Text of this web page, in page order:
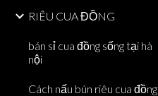
RIÊU CUA ĐỒNG
bán sỉ cua đồng sống tại hà
nội
Cách nấu bún riêu cua đồng